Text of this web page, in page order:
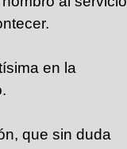
en la
que sin duda